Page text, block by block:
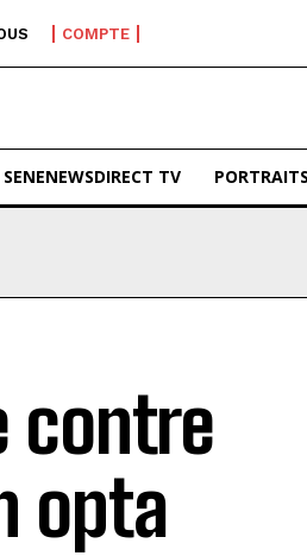
COMPTE
SENENEWSDIRECT TV PORTRAITS
contre
opta